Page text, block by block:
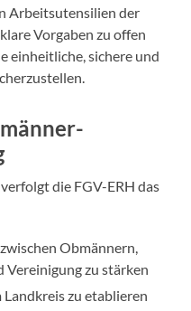
Arbeitsutensilien der
Vorgaben zu offen
einheitliche, sichere und
die FGV-ERH das
Obmännern,
Vereinigung zu stärken
zu etablieren